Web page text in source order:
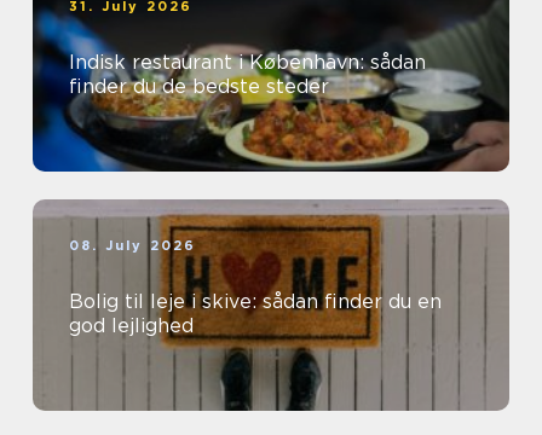
31. July 2026
Indisk restaurant i København: sådan
finder du de bedste steder
08. July 2026
Bolig til leje i skive: sådan finder du en
god lejlighed